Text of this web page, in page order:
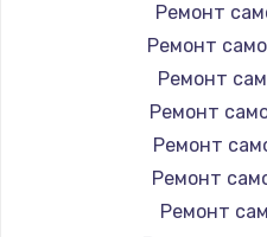
Ремонт
Ремонт
Ремонт
Ремонт
Ремонт
Ремонт
Ремонт